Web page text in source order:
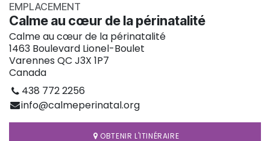
EMPLACEMENT
Calme au cœur de la périnatalité
Calme au cœur de la périnatalité
1463 Boulevard Lionel-Boulet
Varennes QC J3X 1P7
Canada
438 772 2256
info@calmeperinatal.org
OBTENIR L'ITINÉRAIRE